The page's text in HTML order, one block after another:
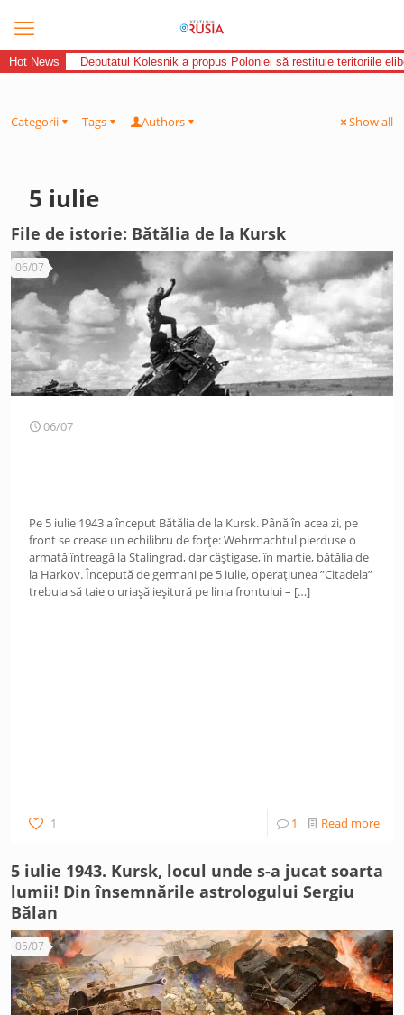
Hot News Deputatul Kolesnik a propus Poloniei să restituie teritoriile
Categorii Tags Authors Show all
5 iulie
File de istorie: Bătălia de la Kursk
06/07
06/07
Pe 5 iulie 1943 a început Bătălia de la Kursk. Până în acea zi, pe
front se crease un echilibru de forțe: Wehrmachtul pierduse o
armată întreagă la Stalingrad, dar câștigase, în martie, bătălia de
la Harkov. Începută de germani pe 5 iulie, operațiunea ”Citadela”
trebuia să taie o uriașă ieșitură pe linia frontului – […]
1 1 Read more
5 iulie 1943. Kursk, locul unde s-a jucat soarta
lumii! Din însemnările astrologului Sergiu
Bălan
05/07